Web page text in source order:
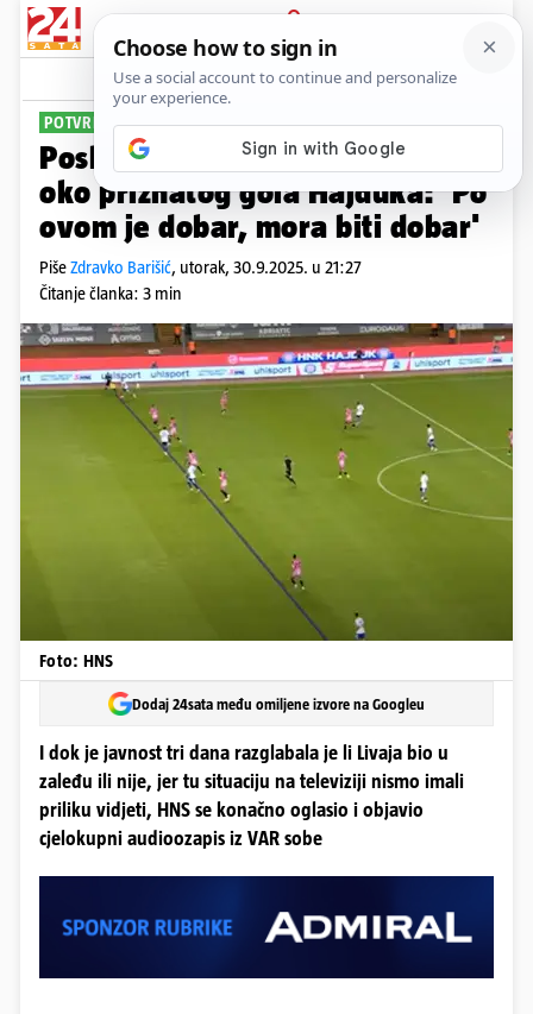
PRIJAVA
Sport Komentari
POTVRDILI DA JE GOL REGULARAN
Poslušajte razgovor iz VAR sobe
oko priznatog gola Hajduka: 'Po
ovom je dobar, mora biti dobar'
PišeZdravko Barišić, utorak, 30.9.2025. u 21:27
Čitanje članka: 3 min
Foto: HNS
Dodaj 24sata među omiljene izvore na Googleu
I dok je javnost tri dana razglabala je li Livaja bio u
zaleđu ili nije, jer tu situaciju na televiziji nismo imali
priliku vidjeti, HNS se konačno oglasio i objavio
cjelokupni audioozapis iz VAR sobe